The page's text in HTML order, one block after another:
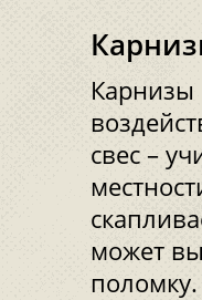
Карнизы
свес –
может
поломку.